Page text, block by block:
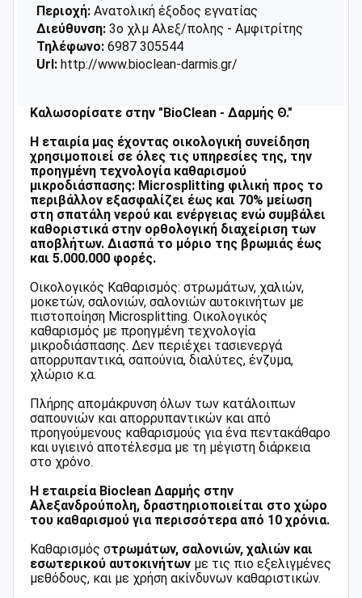
Περιοχή: Ανατολική έξοδος εγνατίας
Διεύθυνση: 3ο χλμ Αλεξ/πολης - Αμφιτρίτης
Τηλέφωνο: 6987 305544
Url: http://www.bioclean-darmis.gr/
Καλωσορίσατε στην "BioClean - Δαρμής Θ."
Η εταιρία μας έχοντας οικολογική συνείδηση
χρησιμοποιεί σε όλες τις υπηρεσίες της, την
προηγμένη τεχνολογία καθαρισμού
μικροδιάσπασης: Microsplitting φιλική προς το
περιβάλλον εξασφαλίζει έως και 70% μείωση
στη σπατάλη νερού και ενέργειας ενώ συμβάλει
καθοριστικά στην ορθολογική διαχείριση των
αποβλήτων. Διασπά το μόριο της βρωμιάς έως
και 5.000.000 φορές.
Οικολογικός Καθαρισμός: στρωμάτων, χαλιών,
μοκετών, σαλονιών, σαλονιών αυτοκινήτων με
πιστοποίηση Microsplitting. Οικολογικός
καθαρισμός με προηγμένη τεχνολογία
μικροδιάσπασης. Δεν περιέχει τασιενεργά
απορρυπαντικά, σαπούνια, διαλύτες, ένζυμα,
χλώριο κ.α.
Πλήρης απομάκρυνση όλων των κατάλοιπων
σαπουνιών και απορρυπαντικών και από
προηγούμενους καθαρισμούς για ένα πεντακάθαρο
και υγιεινό αποτέλεσμα με τη μέγιστη διάρκεια
στο χρόνο.
Η εταιρεία Bioclean Δαρμής στην
Αλεξανδρούπολη, δραστηριοποιείται στο χώρο
του καθαρισμού για περισσότερα από 10 χρόνια.
Καθαρισμός στρωμάτων, σαλονιών, χαλιών και
εσωτερικού αυτοκινήτων με τις πιο εξελιγμένες
μεθόδους, και με χρήση ακίνδυνων καθαριστικών.